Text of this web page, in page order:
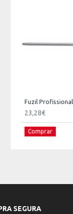
Fuzil Profissional
23,28€
Comprar
SEGURA